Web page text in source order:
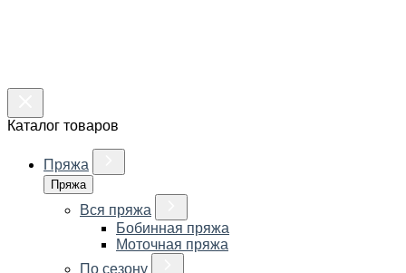
Каталог товаров
Пряжа
Пряжа
Вся пряжа
Бобинная пряжа
Моточная пряжа
По сезону